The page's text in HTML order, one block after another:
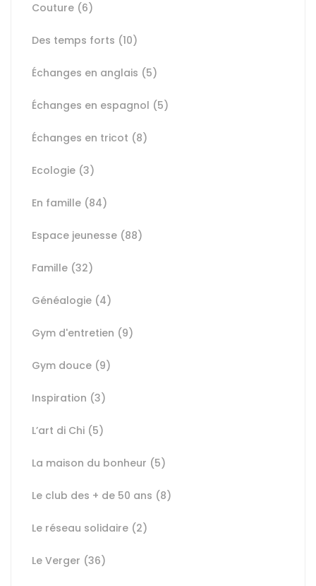
Couture (6)
Des temps forts (10)
Échanges en anglais (5)
Échanges en espagnol (5)
Échanges en tricot (8)
Ecologie (3)
En famille (84)
Espace jeunesse (88)
Famille (32)
Généalogie (4)
Gym d'entretien (9)
Gym douce (9)
Inspiration (3)
L’art di Chi (5)
La maison du bonheur (5)
Le club des + de 50 ans (8)
Le réseau solidaire (2)
Le Verger (36)